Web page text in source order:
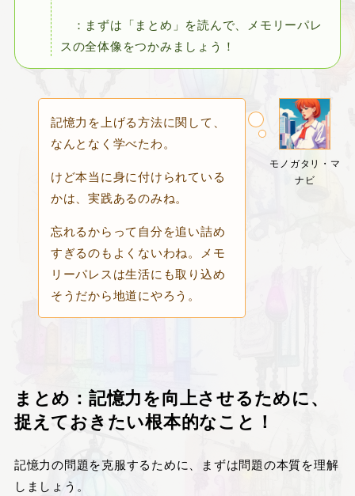
：まずは「まとめ」を読んで、メモリーパレ
スの全体像をつかみましょう！
モノガタリ・マ
ナビ
記憶力を上げる方法に関して、
なんとなく学べたわ。
けど本当に身に付けられている
かは、実践あるのみね。
忘れるからって自分を追い詰め
すぎるのもよくないわね。メモ
リーパレスは生活にも取り込め
そうだから地道にやろう。
まとめ：記憶力を向上させるために、
捉えておきたい根本的なこと！
記憶力の問題を克服するために、まずは問題の本質を理解
しましょう。